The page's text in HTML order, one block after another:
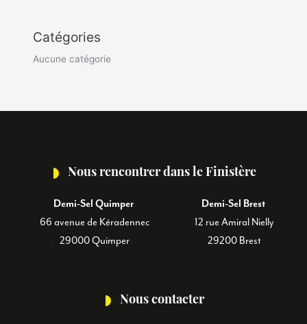
Catégories
Aucune catégorie
Nous rencontrer dans le Finistère
Demi-Sel Quimper
66 avenue de Kéradennec
29000 Quimper
Demi-Sel Brest
12 rue Amiral Nielly
29200 Brest
Nous contacter